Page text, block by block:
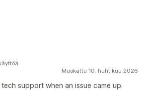
Muokattu 10. huhtikuu 2026
support when an issue came up.